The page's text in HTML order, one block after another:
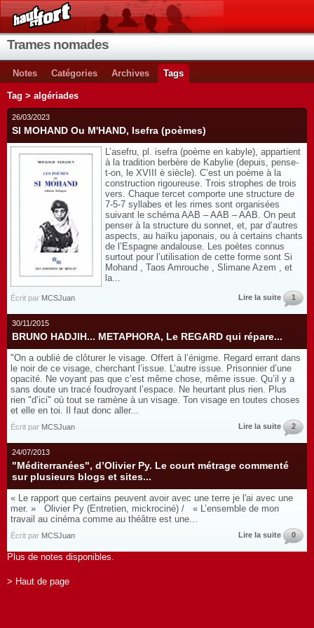
Trames nomades
Notes Catégories Archives Tags
Tag > algériades
26/03/2023
SI MOHAND Ou M'HAND, Isefra (poèmes)
L’asefru, pl. isefra (poème en kabyle), appartient
à la tradition berbère de Kabylie (depuis, pense-
t-on, le XVIII è siècle). C’est un poème à la
construction rigoureuse. Trois strophes de trois
vers. Chaque tercet comporte une structure de
7-5-7 syllabes et les rimes sont organisées
suivant le schéma AAB – AAB – AAB. On peut
penser à la structure du sonnet, et, par d’autres
aspects, au haïku japonais, ou à certains chants
de l’Espagne andalouse. Les poètes connus
surtout pour l’utilisation de cette forme sont Si
Mohand , Taos Amrouche , Slimane Azem , et
la...
Écrit par MCSJuan Lire la suite 1
30/11/2015
BRUNO HADJIH... METAPHORA, Le REGARD qui répare...
"On a oublié de clôturer le visage. Offert à l’énigme. Regard errant dans
le noir de ce visage, cherchant l’issue. L’autre issue. Prisonnier d’une
opacité. Ne voyant pas que c’est même chose, même issue. Qu’il y a
sans doute un tracé foudroyant l’espace. Ne heurtant plus rien. Plus
rien "d’ici" où tout se ramène à un visage. Ton visage en toutes choses
et elle en toi. Il faut donc aller...
Écrit par MCSJuan Lire la suite 2
24/07/2013
"Méditerranées", d’Olivier Py. Le court métrage commenté
sur plusieurs blogs et sites...
« Le rapport que certains peuvent avoir avec une terre je l'ai avec une
mer. » Olivier Py (Entretien, mickrociné) / « L’ensemble de mon
travail au cinéma comme au théâtre est une...
Écrit par MCSJuan Lire la suite 0
Plus de notes disponibles.
> Haut de page